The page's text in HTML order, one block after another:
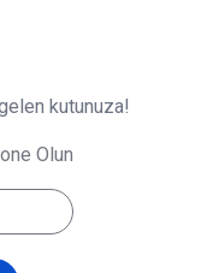
kutunuza!
Olun